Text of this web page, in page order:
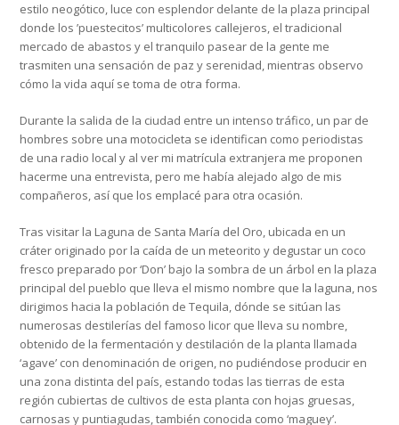
estilo neogótico, luce con esplendor delante de la plaza principal
donde los ’puestecitos’ multicolores callejeros, el tradicional
mercado de abastos y el tranquilo pasear de la gente me
trasmiten una sensación de paz y serenidad, mientras observo
cómo la vida aquí se toma de otra forma.
Durante la salida de la ciudad entre un intenso tráfico, un par de
hombres sobre una motocicleta se identifican como periodistas
de una radio local y al ver mi matrícula extranjera me proponen
hacerme una entrevista, pero me había alejado algo de mis
compañeros, así que los emplacé para otra ocasión.
Tras visitar la Laguna de Santa María del Oro, ubicada en un
cráter originado por la caída de un meteorito y degustar un coco
fresco preparado por ‘Don’ bajo la sombra de un árbol en la plaza
principal del pueblo que lleva el mismo nombre que la laguna, nos
dirigimos hacia la población de Tequila, dónde se sitúan las
numerosas destilerías del famoso licor que lleva su nombre,
obtenido de la fermentación y destilación de la planta llamada
‘agave’ con denominación de origen, no pudiéndose producir en
una zona distinta del país, estando todas las tierras de esta
región cubiertas de cultivos de esta planta con hojas gruesas,
carnosas y puntiagudas, también conocida como ‘maguey’.